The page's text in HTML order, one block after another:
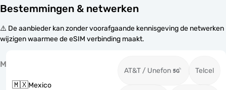
Bestemmingen & netwerken
⚠️ De aanbieder kan zonder voorafgaande kennisgeving de netwerken
wijzigen waarmee de eSIM verbinding maakt.
M
🇲🇽Mexico
AT&T / Unefon Telcel